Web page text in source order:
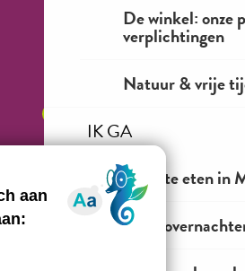
De winkel: onze
verplichtingen
Natuur & vrije
IK GA
Waar te eten in
Waar